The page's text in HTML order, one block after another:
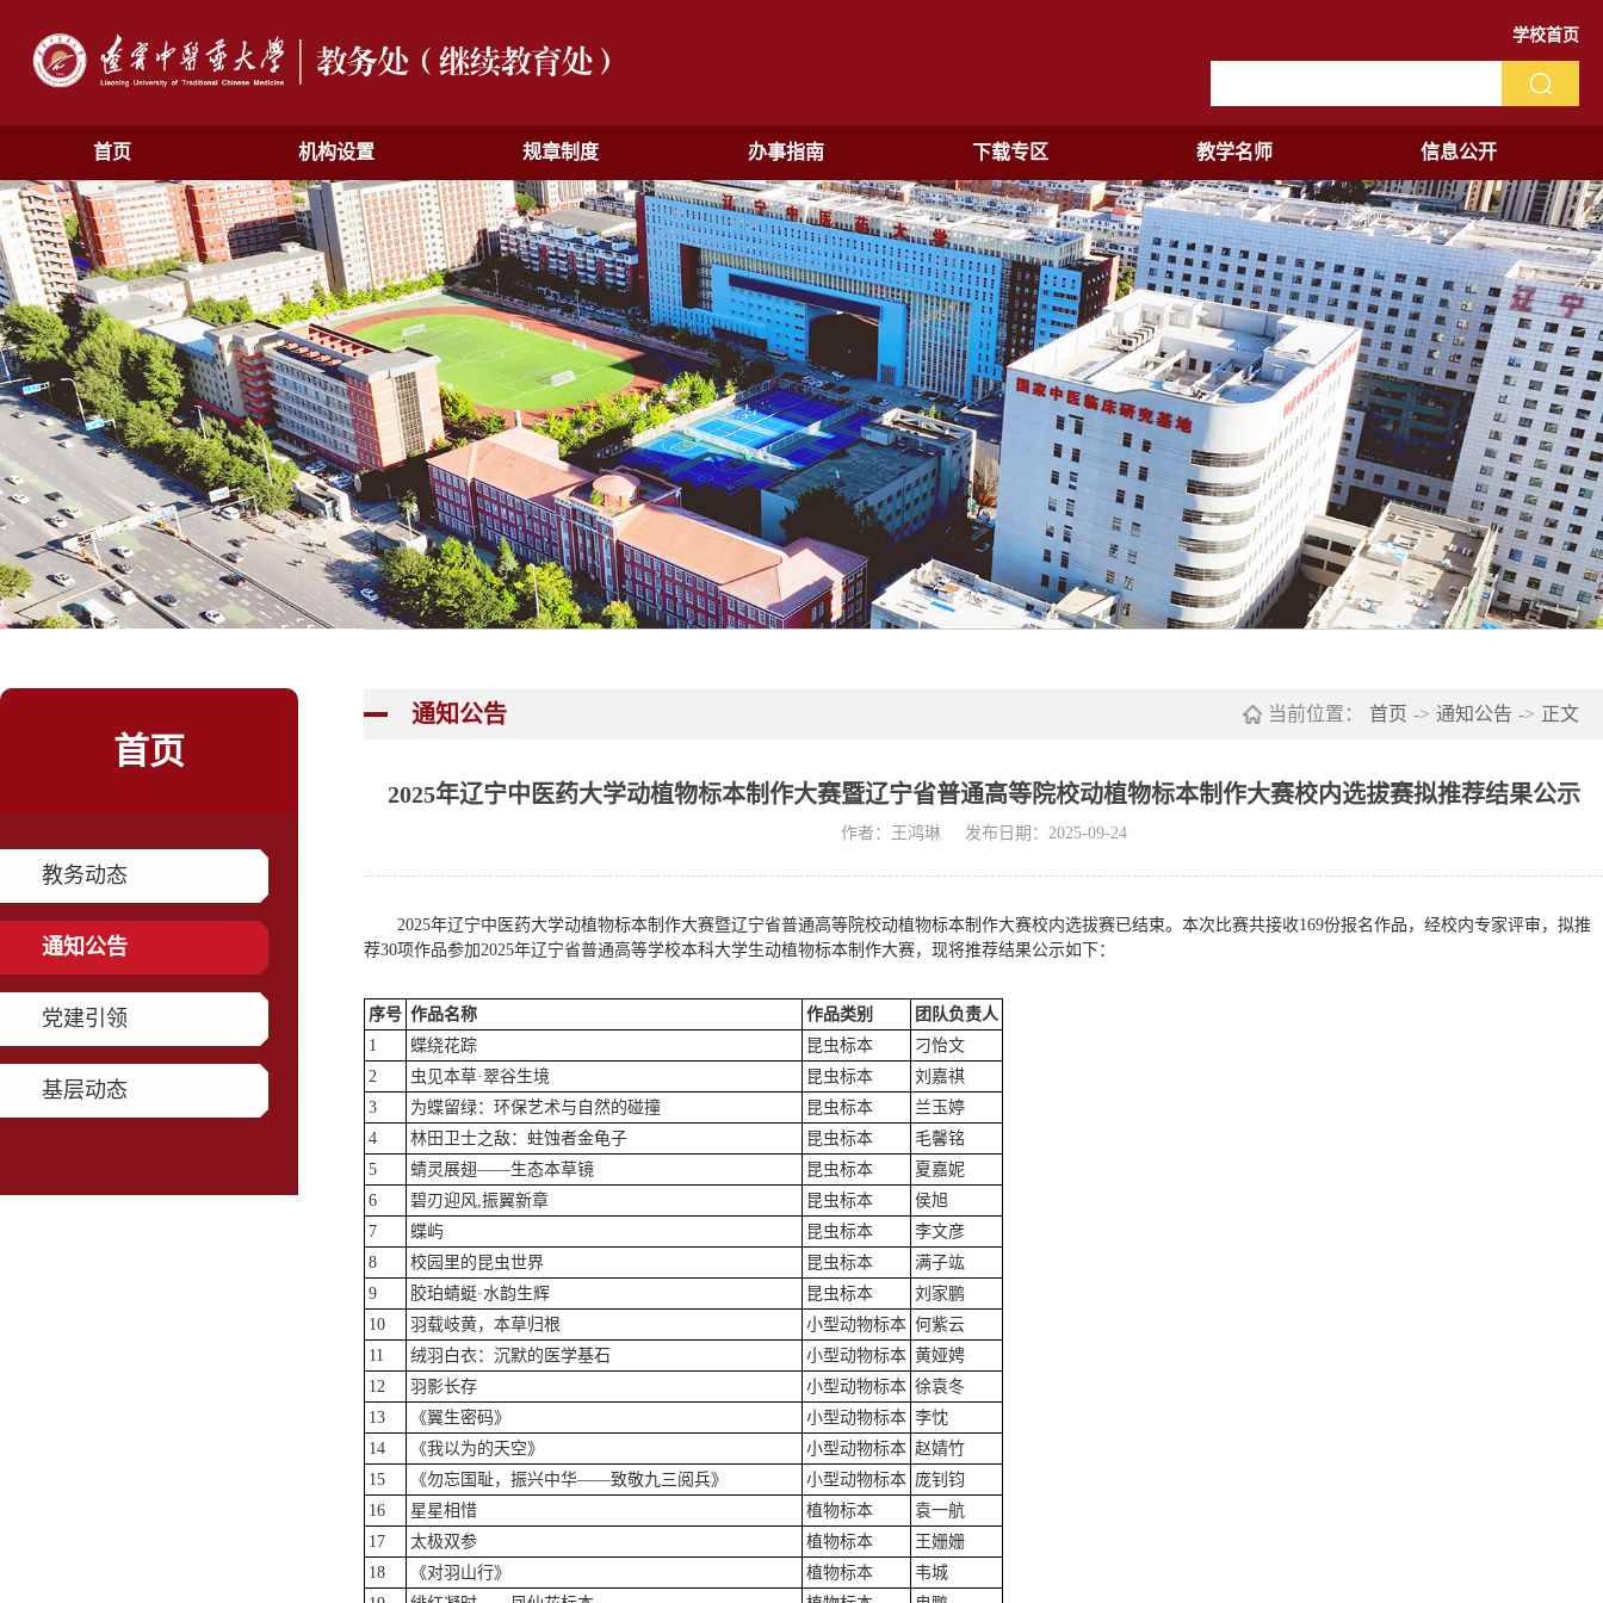
学校首页
首页 机构设置 规章制度 办事指南 下载专区 教学名师 信息公开
首页
教务动态
通知公告
党建引领
基层动态
通知公告 当前位置： 首页 -> 通知公告 -> 正文
2025年辽宁中医药大学动植物标本制作大赛暨辽宁省普通高等院校动植物标本制作大赛校内选拔赛拟推荐结果公示
作者：王鸿琳 发布日期：2025-09-24
2025年辽宁中医药大学动植物标本制作大赛暨辽宁省普通高等院校动植物标本制作大赛校内选拔赛已结束。本次比赛共接收169份报名作品，经校内专家评审，拟推
荐30项作品参加2025年辽宁省普通高等学校本科大学生动植物标本制作大赛，现将推荐结果公示如下：
序号 作品名称 作品类别
团队负责人
1
蝶绕花踪 昆虫标本
刁怡文
2
虫见本草·翠谷生境 昆虫标本
刘嘉祺
3
为蝶留绿：环保艺术与自然的碰撞 昆虫标本
兰玉婷
4
林田卫士之敌：蛀蚀者金龟子 昆虫标本
毛馨铭
5
蜻灵展翅——生态本草镜 昆虫标本
夏嘉妮
6
碧刃迎风,振翼新章 昆虫标本
侯旭
7
蝶屿 昆虫标本
李文彦
8
校园里的昆虫世界 昆虫标本
满子竑
9
胶珀蜻蜓·水韵生辉 昆虫标本
刘家鹏
10
羽载岐黄，本草归根 小型动物标本 何紫云
11
绒羽白衣：沉默的医学基石 小型动物标本 黄娅娉
12
羽影长存 小型动物标本 徐袁冬
13
《翼生密码》 小型动物标本 李忱
14
《我以为的天空》 小型动物标本 赵婧竹
15
《勿忘国耻，振兴中华——致敬九三阅兵》 小型动物标本 庞钊钧
16
星星相惜 植物标本
袁一航
17
太极双参 植物标本
王姗姗
18
《对羽山行》 植物标本
韦城